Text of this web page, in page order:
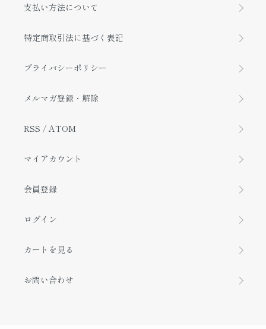
支払い方法について
特定商取引法に基づく表記
プライバシーポリシー
メルマガ登録・解除
RSS / ATOM
マイアカウント
会員登録
ログイン
カートを見る
お問い合わせ